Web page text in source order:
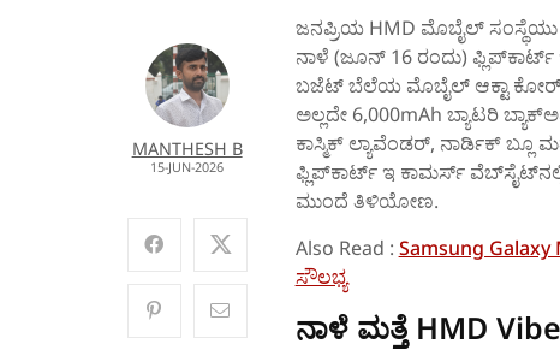
MANTHESH B
15-JUN-2026
ಜನಪ್ರಿಯ HMD ಮೊಬೈಲ್‌ ಸಂಸ್ಥೆಯು
ನಾಳೆ (ಜೂನ್‌ 16 ರಂದು)
ಬಜೆಟ್‌ ಬೆಲೆಯ ಮೊಬೈಲ್‌ ಆಕ್ಟಾ
ಅಲ್ಲದೇ 6,000mAh ಬ್ಯಾಟರಿ
ಕಾಸ್ಮಿಕ್ ಲ್ಯಾವೆಂಡರ್, ನಾರ್ಡಿಕ್ ಬ್ಲೂ
ಫ್ಲಿಪ್‌ಕಾರ್ಟ್‌ ಇ ಕಾಮರ್ಸ್‌
ಮುಂದೆ ತಿಳಿಯೋಣ.
Also Read : Samsung Galaxy
ಸೌಲಭ್ಯ
ನಾಳೆ ಮತ್ತೆ HMD